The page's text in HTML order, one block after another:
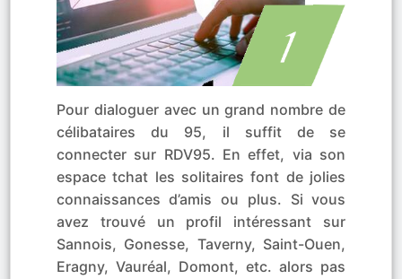
Pour dialoguer avec un grand nombre de
célibataires du 95, il suffit de se
connecter sur RDV95. En effet, via son
espace tchat les solitaires font de jolies
connaissances d’amis ou plus. Si vous
avez trouvé un profil intéressant sur
Sannois, Gonesse, Taverny, Saint-Ouen,
Eragny, Vauréal, Domont, etc. alors pas